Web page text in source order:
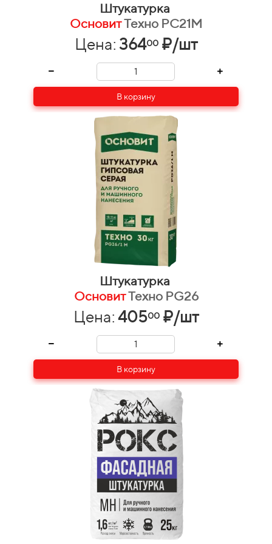
Штукатурка
ОсновитТехно PC21M
Цена:36400 ₽/шт
В корзину
Штукатурка
ОсновитТехно PG26
Цена:40500 ₽/шт
В корзину